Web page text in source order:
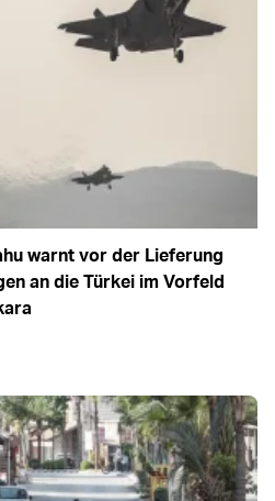
warnt vor der Lieferung
an die Türkei im Vorfeld